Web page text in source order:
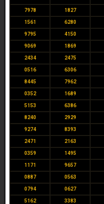
7978 1827
1561 6280
9795 4150
9069 1869
2434 2475
0516 6306
8445 7962
0352 1689
5153 6386
8240 2929
9274 8393
2471 2163
0359 1495
1171 9657
0887 0563
0794 0627
5162 3383